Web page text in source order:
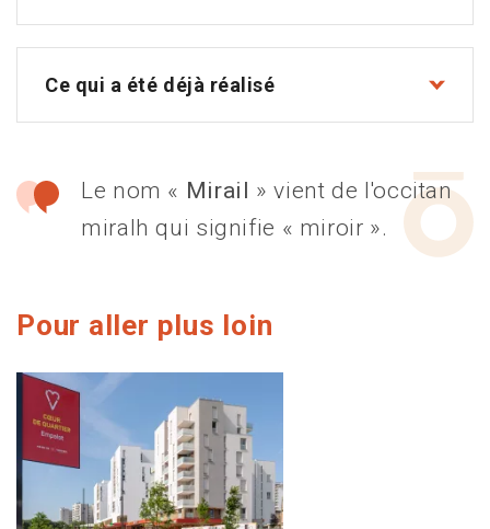
Ce qui a été déjà réalisé
Le nom « Mirail » vient de l'occitan
miralh qui signifie « miroir ».
Pour aller plus loin